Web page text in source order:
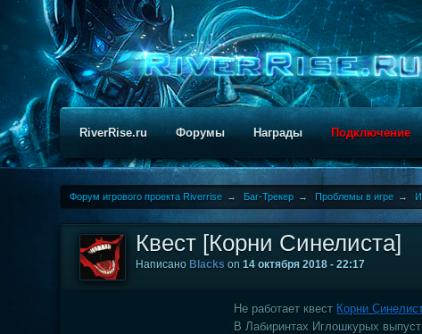
RiverRise.ru Форумы Награды Подключение
Форум игрового проекта Riverrise → Баг-Трекер → Проблемы в игре →
Квест [Корни Синелиста]
Написано Blacks on14 октября 2018 - 22:17
Не работает квест Корни
В Лабиринтах Иглошкурых